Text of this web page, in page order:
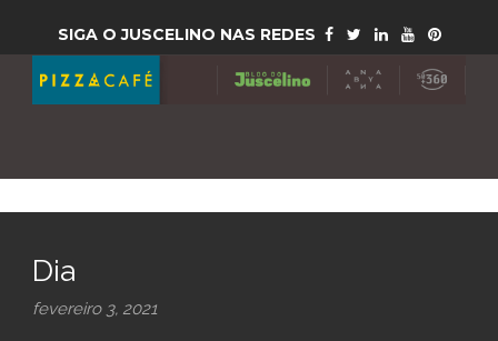
SIGA O JUSCELINO NAS REDES
Dia
fevereiro 3, 2021